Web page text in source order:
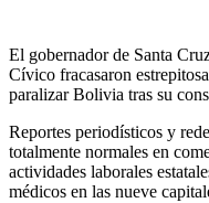
El gobernador de Santa
Cívico fracasaron
paralizar Bolivia tras su
Reportes periodísticos y
totalmente normales en
actividades laborales
médicos en las nueve